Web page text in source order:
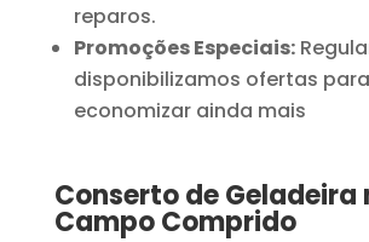
reparos.
Promoções Especiais:
disponibilizamos ofertas
economizar ainda mais
Conserto de Geladeira
Campo Comprido